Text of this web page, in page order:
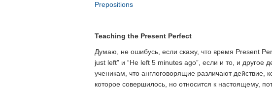
Prepositions
Teaching the Present Perfect
Думаю, не ошибусь, если скажу, что время Present
just left” и “He left 5 minutes ago”, если и то, и другое
ученикам, что англоговорящие различают действие,
которое совершилось, но относится к настоящему,